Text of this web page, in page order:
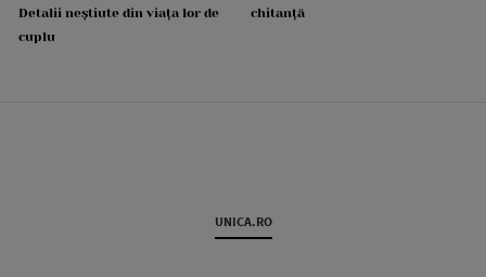
Detalii neștiute din viața lor de
cuplu
chitanță
UNICA.RO